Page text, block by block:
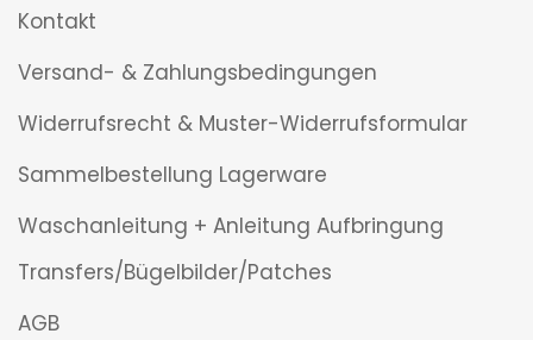
Kontakt
Versand- & Zahlungsbedingungen
Widerrufsrecht & Muster-Widerrufsformular
Sammelbestellung Lagerware
Waschanleitung + Anleitung Aufbringung
Transfers/Bügelbilder/Patches
AGB